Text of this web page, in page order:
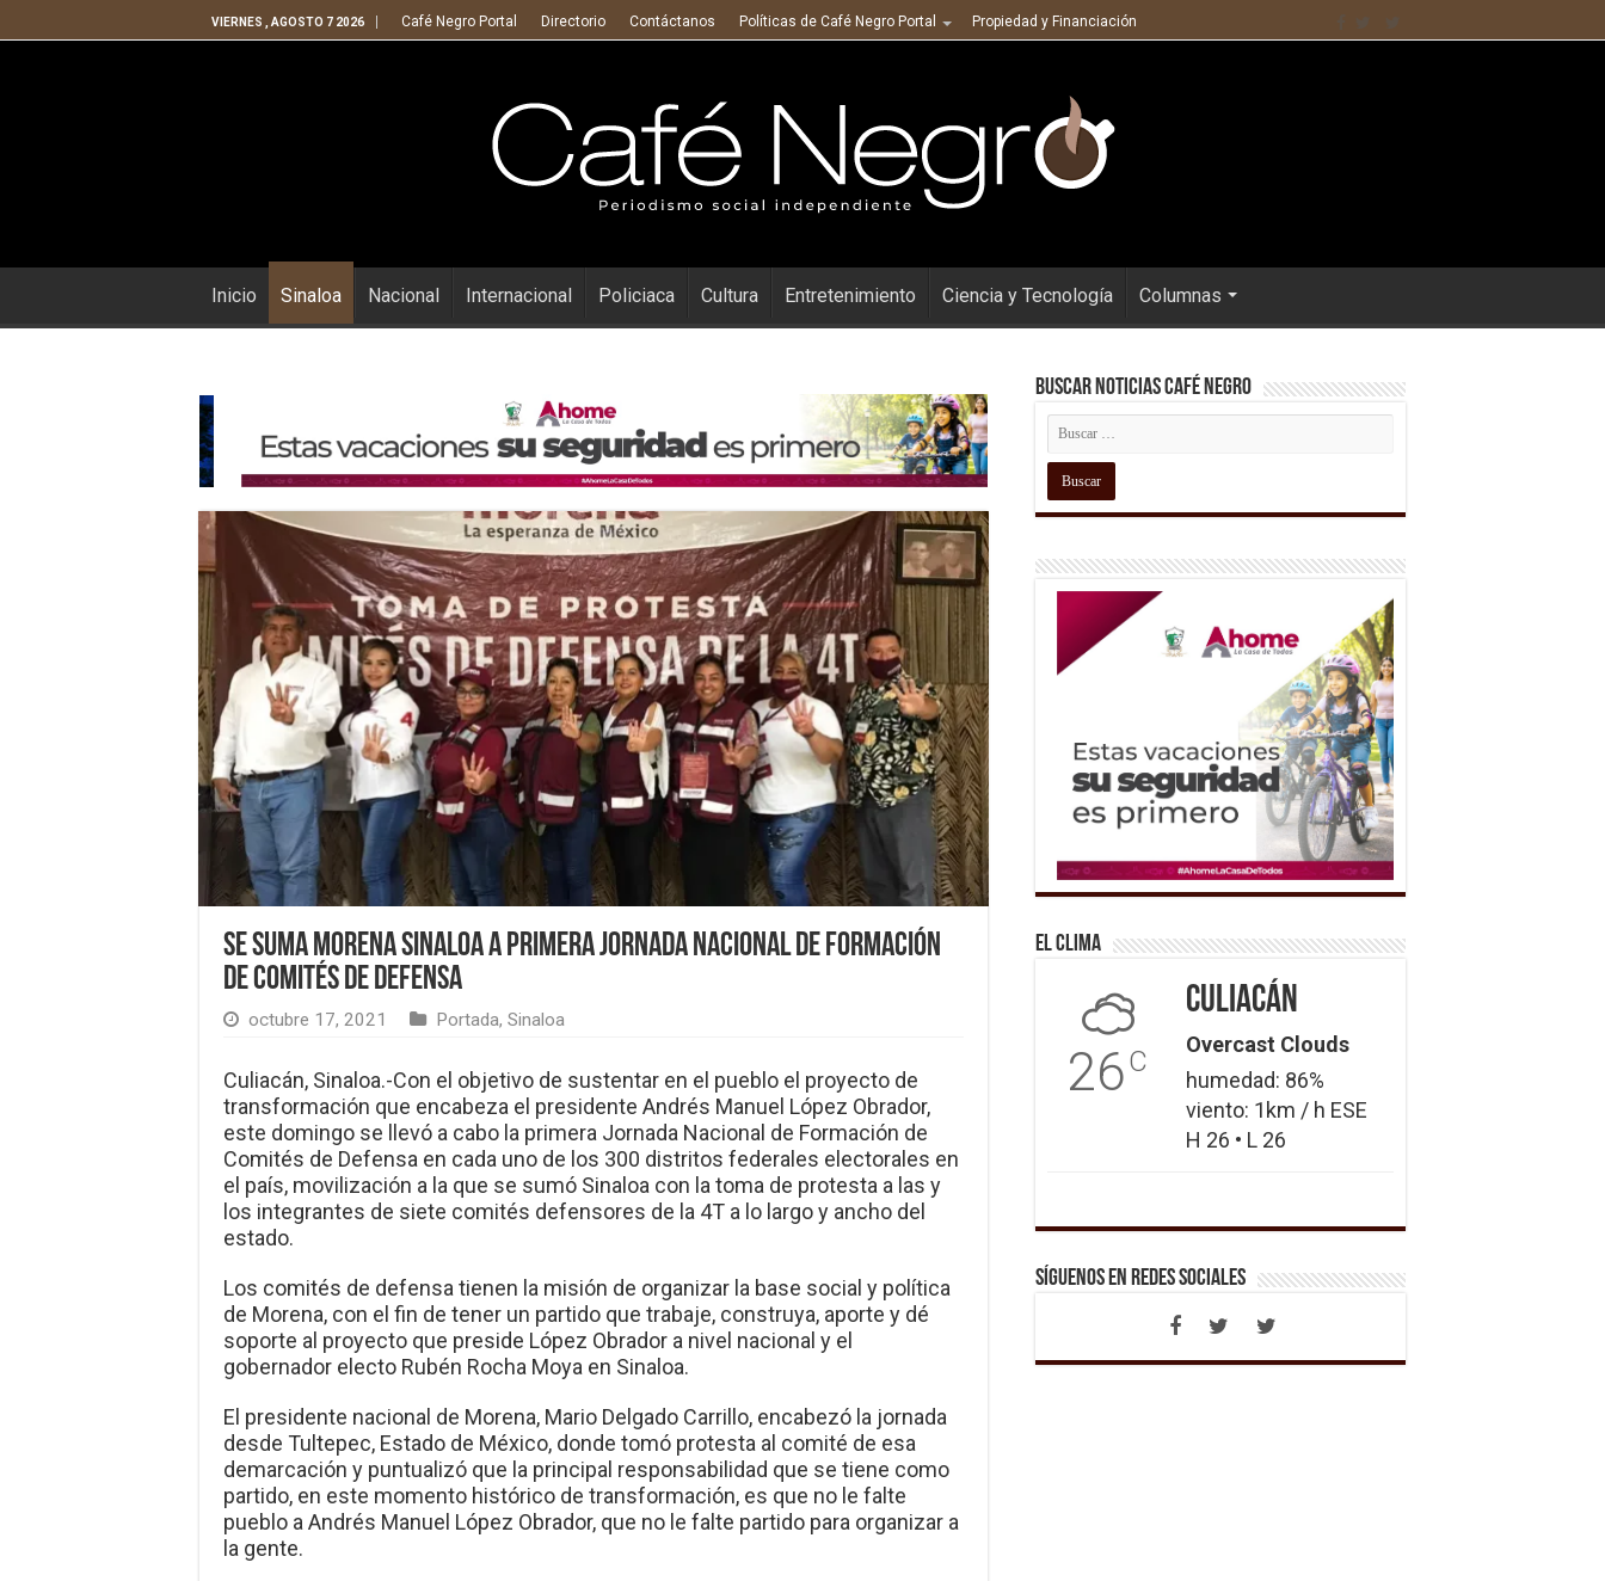
VIERNES , AGOSTO 7 2026 Café Negro Portal Directorio Contáctanos Políticas de Café Negro Portal Propiedad y Financiación
Inicio Sinaloa Nacional Internacional Policiaca Cultura Entretenimiento Ciencia y Tecnología Columnas
Se suma Morena Sinaloa a primera Jornada Nacional de Formación
de Comités de Defensa
octubre 17, 2021 Portada, Sinaloa
Culiacán, Sinaloa.-Con el objetivo de sustentar en el pueblo el proyecto de
transformación que encabeza el presidente Andrés Manuel López Obrador,
este domingo se llevó a cabo la primera Jornada Nacional de Formación de
Comités de Defensa en cada uno de los 300 distritos federales electorales en
el país, movilización a la que se sumó Sinaloa con la toma de protesta a las y
los integrantes de siete comités defensores de la 4T a lo largo y ancho del
estado.
Los comités de defensa tienen la misión de organizar la base social y política
de Morena, con el fin de tener un partido que trabaje, construya, aporte y dé
soporte al proyecto que preside López Obrador a nivel nacional y el
gobernador electo Rubén Rocha Moya en Sinaloa.
El presidente nacional de Morena, Mario Delgado Carrillo, encabezó la jornada
desde Tultepec, Estado de México, donde tomó protesta al comité de esa
demarcación y puntualizó que la principal responsabilidad que se tiene como
partido, en este momento histórico de transformación, es que no le falte
pueblo a Andrés Manuel López Obrador, que no le falte partido para organizar a
la gente.
Buscar Noticias Café Negro
El Clima
26C
Culiacán
Overcast Clouds
humedad: 86%
viento: 1km / h ESE
H 26 • L 26
Síguenos en Redes Sociales